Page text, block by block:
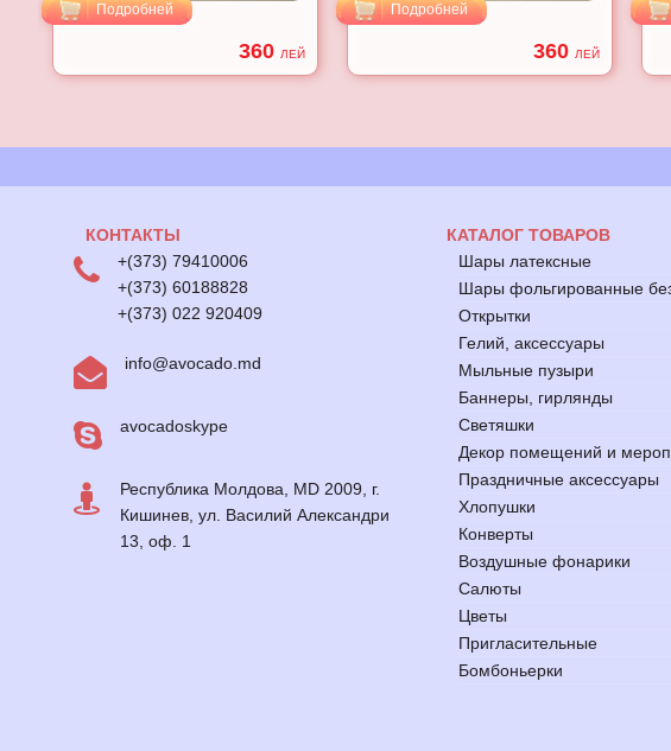
Подробней
360 ЛЕЙ
Подробней
360 ЛЕЙ
КОНТАКТЫ
+(373) 79410006
+(373) 60188828
+(373) 022 920409
info@avocado.md
avocadoskype
Республика Молдова, MD 2009, г.
Кишинев, ул. Василий Александри
13, оф. 1
КАТАЛОГ ТОВАРОВ
Шары латексные
Шары фольгированные
Открытки
Гелий, аксессуары
Мыльные пузыри
Баннеры, гирлянды
Светяшки
Декор помещений и
Праздничные аксессуары
Хлопушки
Конверты
Воздушные фонарики
Салюты
Цветы
Пригласительные
Бомбоньерки